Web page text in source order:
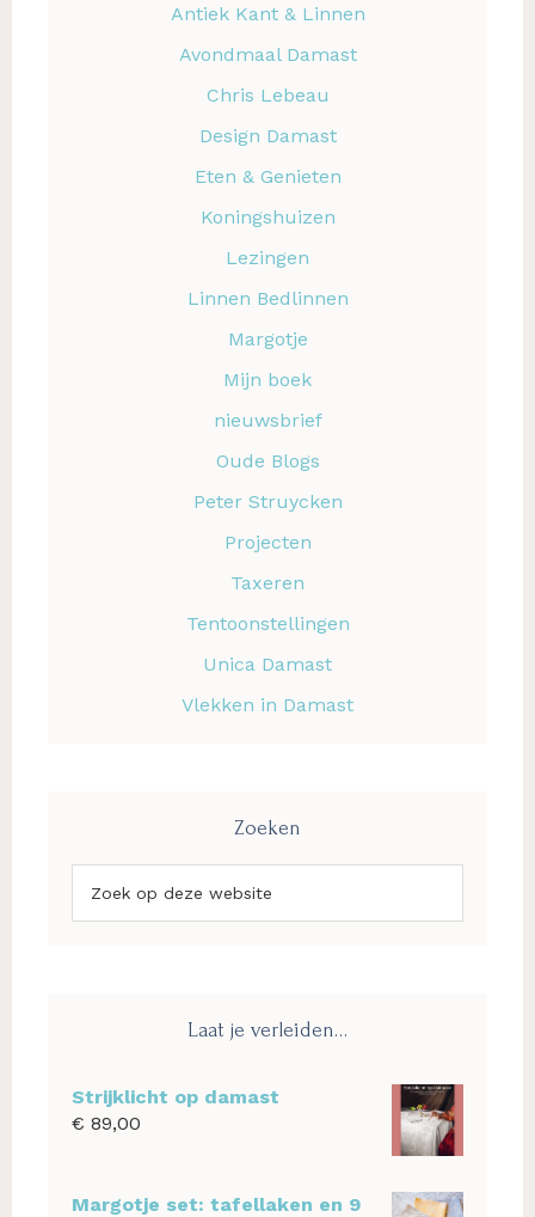
Antiek Kant & Linnen
Avondmaal Damast
Chris Lebeau
Design Damast
Eten & Genieten
Koningshuizen
Lezingen
Linnen Bedlinnen
Margotje
Mijn boek
nieuwsbrief
Oude Blogs
Peter Struycken
Projecten
Taxeren
Tentoonstellingen
Unica Damast
Vlekken in Damast
Zoeken
op
Laat je verleiden…
Strijklicht op damast
€ 89,00
Margotje set: tafellaken en 9